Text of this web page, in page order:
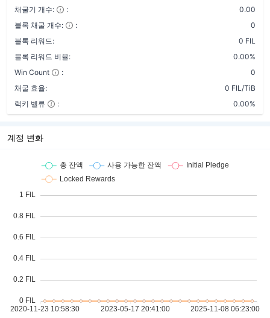
채굴기 개수:
:
0.00
블록 채굴 개수:
:
0
블록 리워드:
0 FIL
블록 리워드 비율:
0.00%
Win Count
:
0
채굴 효율:
0 FIL/TiB
럭키 벨류
: 0.00%
계정 변화